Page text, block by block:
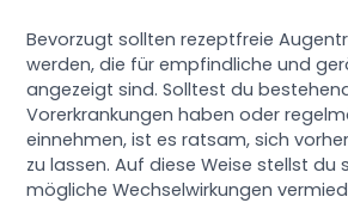
Bevorzugt sollten rezeptfreie
werden, die für empfindliche und
angezeigt sind. Solltest du
Vorerkrankungen haben oder
einnehmen, ist es ratsam, sich
zu lassen. Auf diese Weise stellst du
mögliche Wechselwirkungen